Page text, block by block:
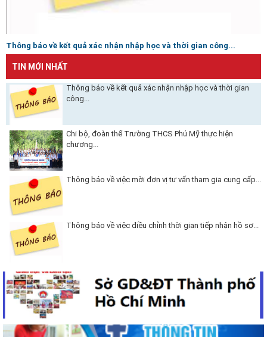
Thông báo về kết quả xác nhận nhập học và thời gian công...
TIN MỚI NHẤT
Thông báo về kết quả xác nhận nhập học và thời gian
công...
Chi bộ, đoàn thể Trường THCS Phú Mỹ thực hiện
chương...
Thông báo về việc mời đơn vị tư vấn tham gia cung cấp...
Thông báo về việc điều chỉnh thời gian tiếp nhận hồ sơ...